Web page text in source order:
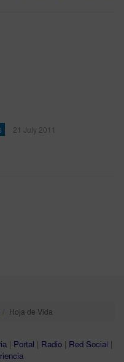
21 July 2011
Hoja de Vida
| Portal | Radio | Red Social |